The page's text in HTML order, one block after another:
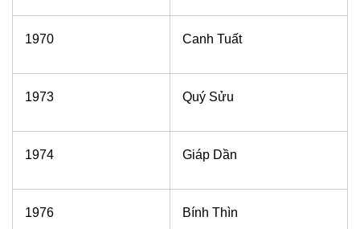
1970 Canh Tuất
1973 Quý Sửu
1974 Giáp Dần
1976 Bính Thìn